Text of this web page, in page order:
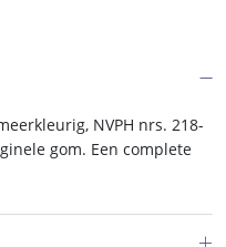
NVPH nrs. 218-
gom. Een complete